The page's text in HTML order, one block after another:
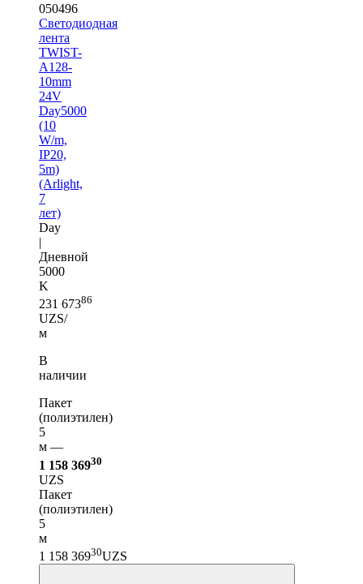
050496
Светодиодная
лента
TWIST-
A128-
10mm
24V
Day5000
(10
W/m,
IP20,
5m)
(Arlight,
7
лет)
Day
|
Дневной
5000
K
231 67386
UZS/
м
В
наличии
Пакет
(полиэтилен)
5
м —
1 158 36930
UZS
Пакет
(полиэтилен)
5
м
1 158 36930UZS